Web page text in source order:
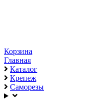
Корзина
Главная
Каталог
Крепеж
Саморезы